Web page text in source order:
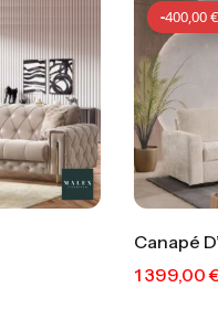
-400,00€
Canapé
1 399,00